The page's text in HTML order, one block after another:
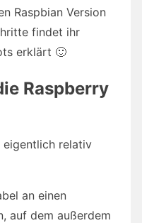
Raspbian Version
findet ihr
erklärt 🙂
Raspberry
relativ
an einen
auf dem außerdem